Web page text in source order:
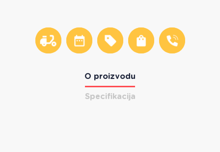
O proizvodu
Specifikacija